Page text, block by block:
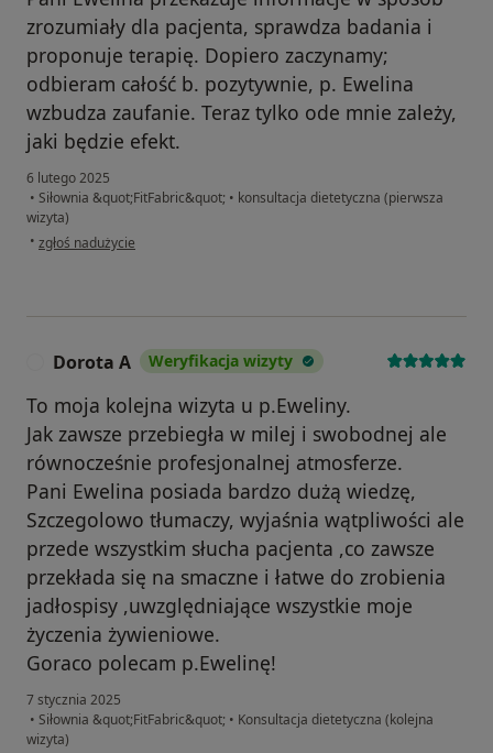
zrozumiały dla pacjenta, sprawdza badania i
proponuje terapię. Dopiero zaczynamy;
odbieram całość b. pozytywnie, p. Ewelina
wzbudza zaufanie. Teraz tylko ode mnie zależy,
jaki będzie efekt.
6 lutego 2025
• Siłownia &quot;FitFabric&quot; • konsultacja dietetyczna (pierwsza
wizyta)
• w opinii użytkownika TERESA
zgłoś nadużycie
Dorota A Weryfikacja wizyty
To moja kolejna wizyta u p.Eweliny.
Jak zawsze przebiegła w milej i swobodnej ale
równocześnie profesjonalnej atmosferze.
Pani Ewelina posiada bardzo dużą wiedzę,
Szczegolowo tłumaczy, wyjaśnia wątpliwości ale
przede wszystkim słucha pacjenta ,co zawsze
przekłada się na smaczne i łatwe do zrobienia
jadłospisy ,uwzględniające wszystkie moje
życzenia żywieniowe.
Goraco polecam p.Ewelinę!
7 stycznia 2025
• Siłownia &quot;FitFabric&quot; • Konsultacja dietetyczna (kolejna
wizyta)